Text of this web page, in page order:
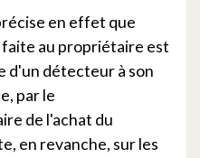
en effet que
au propriétaire est
d'un détecteur à son
par le
de l'achat du
en revanche, sur les